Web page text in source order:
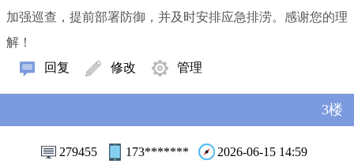
加强巡查，提前部署防御，并及时安排应急排涝。感谢您的理
解！
回复
修改 管理
3楼
279455 173*******
2026-06-15 14:59